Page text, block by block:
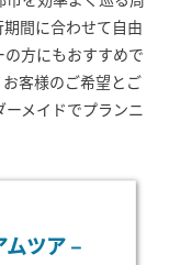
間に合わせて自由
方にもおすすめで
客様のご希望とご
メイドでプランニ
ツア－